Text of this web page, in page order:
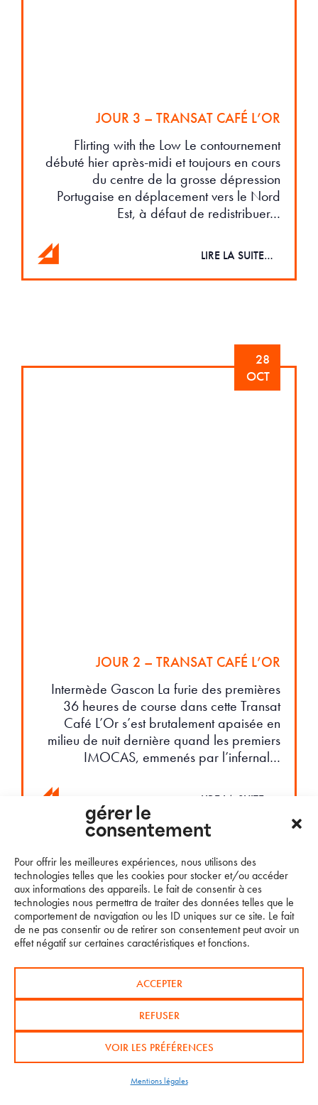
gérer le
consentement
Pour offrir les meilleures expériences, nous utilisons des
technologies telles que les cookies pour stocker et/ou accéder
aux informations des appareils. Le fait de consentir à ces
technologies nous permettra de traiter des données telles que le
comportement de navigation ou les ID uniques sur ce site. Le fait
de ne pas consentir ou de retirer son consentement peut avoir un
effet négatif sur certaines caractéristiques et fonctions.
ACCEPTER
REFUSER
VOIR LES PRÉFÉRENCES
Mentions légales
JOUR 3 – TRANSAT CAFÉ L’OR
Flirting with the Low Le contournement
débuté hier après-midi et toujours en cours
du centre de la grosse dépression
Portugaise en déplacement vers le Nord
Est, à défaut de redistribuer…
LIRE LA SUITE…
28
OCT
JOUR 2 – TRANSAT CAFÉ L’OR
Intermède Gascon La furie des premières
36 heures de course dans cette Transat
Café L’Or s’est brutalement apaisée en
milieu de nuit dernière quand les premiers
IMOCAS, emmenés par l’infernal…
LIRE LA SUITE…
CHARGER
PLUS
© TR Racing
La Coquille Web